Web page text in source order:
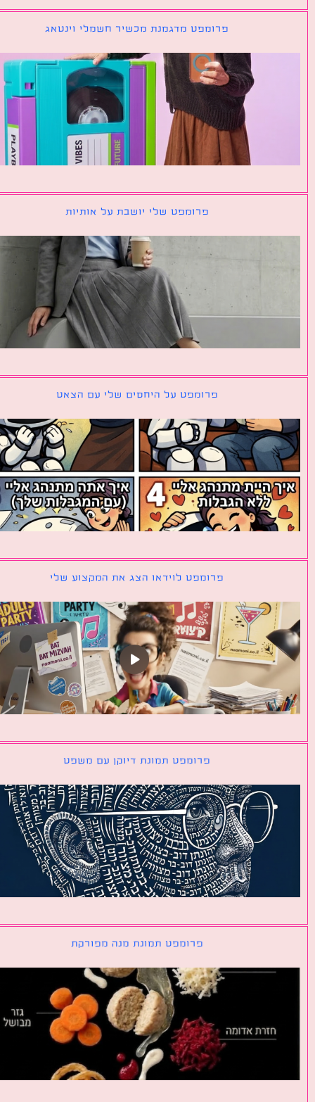
פרומפט מדגמנת מכשיר חשמלי וינטאג
פרומפט שלי יושבת על אותיות
פרומפט על היחסים שלי עם הצאט
פרומפט לוידאו הצג את המקצוע שלי
פרומפט תמונת דיוקן עם משפט
פרומפט תמונת מנה מפורקת